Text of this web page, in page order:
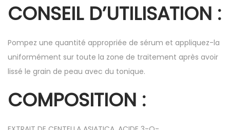
CONSEIL D’UTILISATION :
Pompez une quantité appropriée de sérum et appliquez-la
uniformément sur toute la zone de traitement après avoir
lissé le grain de peau avec du tonique.
COMPOSITION :